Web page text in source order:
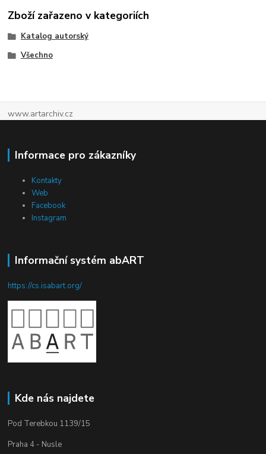
Zboží zařazeno v kategoriích
Katalog autorský
Všechno
www.artarchiv.cz
Informace pro zákazníky
Kontakty
Web
Facebook
Instagram
Informační systém abART
https://cs.isabart.org/
Kde nás najdete
Pod Terebkou 1139/15
Praha 4 - Nusle